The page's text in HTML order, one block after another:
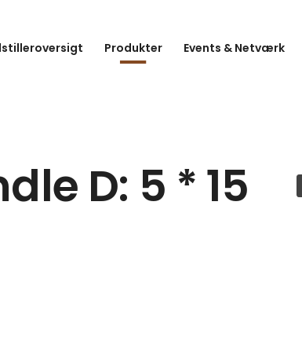
Produkter Events & Netværk
D: 5 * 15